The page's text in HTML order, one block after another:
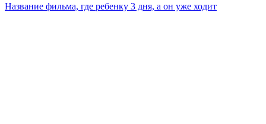
Название фильма, где ребенку 3 дня, а он уже ходит